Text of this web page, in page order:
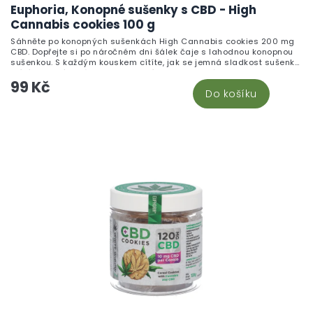
Euphoria, Konopné sušenky s CBD - High
Cannabis cookies 100 g
99 Kč Do košíku
Sáhněte po konopných sušenkách High Cannabis cookies 200 mg
CBD. Dopřejte si po náročném dni šálek čaje s lahodnou konopnou
sušenkou. S každým kouskem cítíte, jak se jemná sladkost sušenky
mísí s jemným nádechem konopí, a stres z celého dne se pomalu
rozpouští. Představte si, jak se s přáteli sejdete na odpolední kávu
a dělíte se o tyto lahodné sušenky. Nejenže uspokojí vaši chuť na